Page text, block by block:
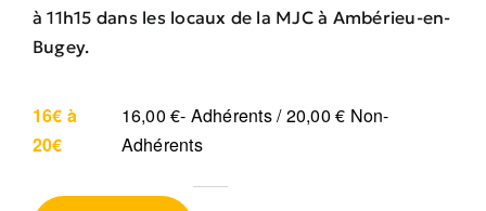
à 11h15 dans les locaux de la MJC à Ambérieu-en-
Bugey.
16€ à
20€
16,00 €- Adhérents / 20,00 € Non-
Adhérents